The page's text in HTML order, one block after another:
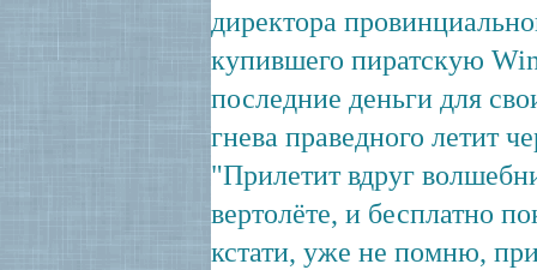
директора
купившего пиратскую
последние деньги для
гнева праведного летит
"Прилетит вдруг
вертолёте, и бесплатно
кстати, уже не помню,